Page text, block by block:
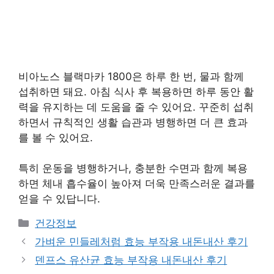
비아노스 블랙마카 1800은 하루 한 번, 물과 함께
섭취하면 돼요. 아침 식사 후 복용하면 하루 동안 활
력을 유지하는 데 도움을 줄 수 있어요. 꾸준히 섭취
하면서 규칙적인 생활 습관과 병행하면 더 큰 효과
를 볼 수 있어요.
특히 운동을 병행하거나, 충분한 수면과 함께 복용
하면 체내 흡수율이 높아져 더욱 만족스러운 결과를
얻을 수 있답니다.
카
테
고
리
건강정보
가벼운 민들레처럼 효능 부작용 내돈내산 후기
덴프스 유산균 효능 부작용 내돈내산 후기